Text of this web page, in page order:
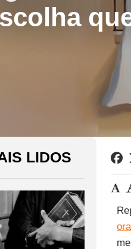
LIDOS